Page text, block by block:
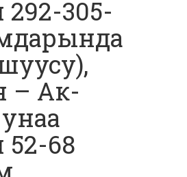
305-
– Ак-
68